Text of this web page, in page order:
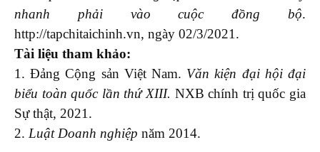
nhanh phải vào cuộc đồng bộ.
http://tapchitaichinh.vn, ngày 02/3/2021.
Tài liệu tham khảo:
1. Đảng Cộng sản Việt Nam. Văn kiện đại hội đại
biểu toàn quốc lần thứ XIII. NXB chính trị quốc gia
Sự thật, 2021.
2. Luật Doanh nghiệp năm 2014.